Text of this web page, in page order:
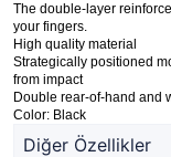
The double-layer
your fingers.
High quality material
Strategically positioned
from impact
Double rear-of-hand and
Color: Black
Diğer Özellikler